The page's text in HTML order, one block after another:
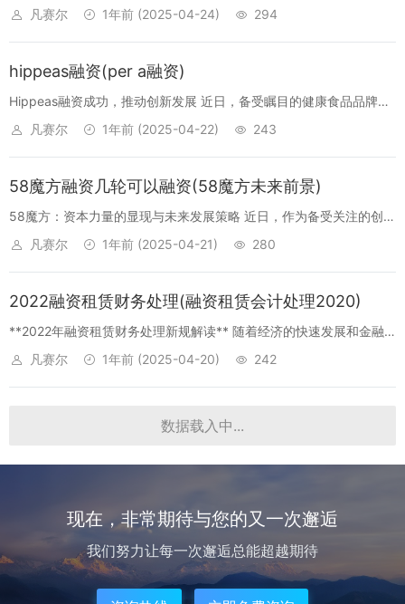
金融市场的持续深化与活跃，资产证券化（ABS）逐渐成为企业融资
凡赛尔 1年前 (2025-04-24) 294
hippeas融资(per a融资)
Hippeas融资成功，推动创新发展 近日，备受瞩目的健康食品品牌
Hippeas成功完成了新一轮的融资。这一消息的公布，在业界引起了
凡赛尔 1年前 (2025-04-22) 243
58魔方融资几轮可以融资(58魔方未来前景)
58魔方：资本力量的显现与未来发展策略 近日，作为备受关注的创新
型企业，58魔方凭借其强大的实力和前景，已陆续获得了多轮融资，
凡赛尔 1年前 (2025-04-21) 280
2022融资租赁财务处理(融资租赁会计处理2020)
**2022年融资租赁财务处理新规解读** 随着经济的快速发展和金融
市场的不断深化，融资租赁作为一种重要的融资方式，在各类企业中
凡赛尔 1年前 (2025-04-20) 242
2003年村集体企业融资(村集体经济组织融资)
的持续发展，2003年村集体企业开始积极寻找新的融资途径，以支持
作用。本文...
2020融资三条红线(企业融资三条红线)
融资之三条红线与资本稳健性策略 近期，各大金融机构正在持续推动
一条金融管理的指导性原则，即“融资三条红线”。这一策略的提出，
1年前(2025-04-17) 233